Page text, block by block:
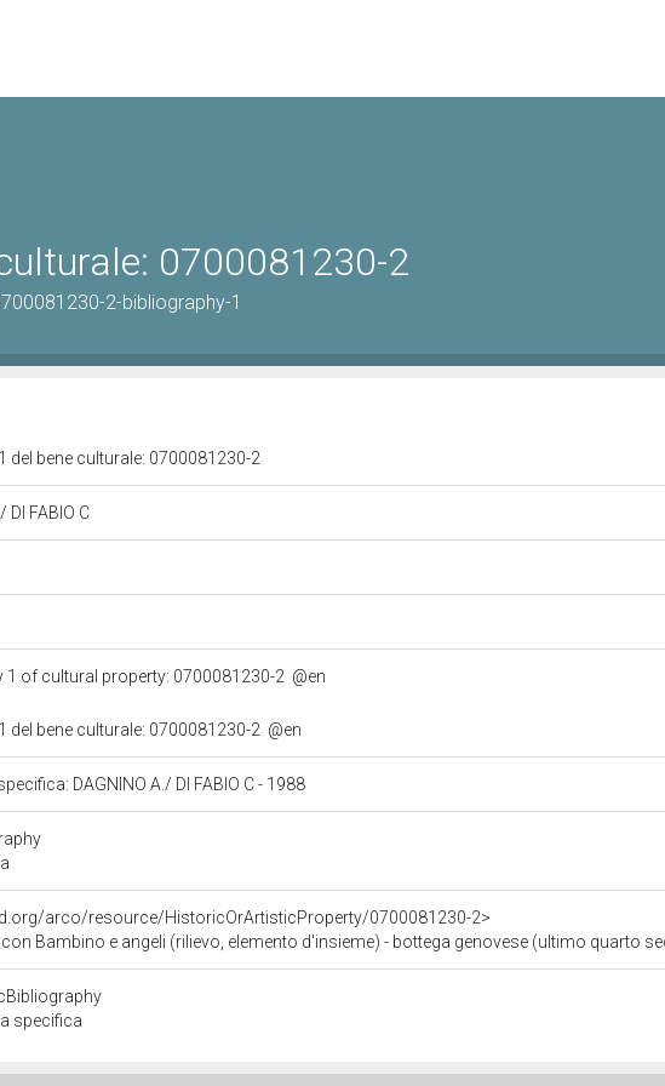
0700081230-2
2-bibliography-1
del bene culturale: 0700081230-2
DI FABIO C
1 of cultural property: 0700081230-2 @en
del bene culturale: 0700081230-2 @en
DAGNINO A./ DI FABIO C - 1988
arco/resource/HistoricOrArtisticProperty/0700081230-2>
Bambino e angeli (rilievo, elemento d'insieme) - bottega genovese (ultimo quarto
specifica